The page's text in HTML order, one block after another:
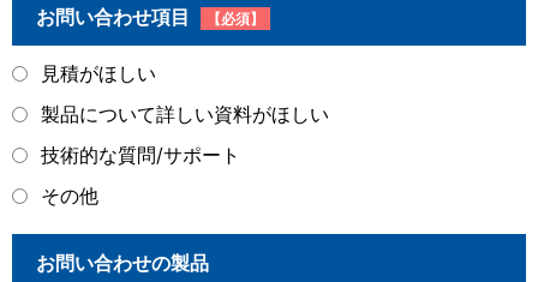
お問い合わせ項目 【必須】
見積がほしい
製品について詳しい資料がほしい
技術的な質問/サポート
その他
お問い合わせの製品